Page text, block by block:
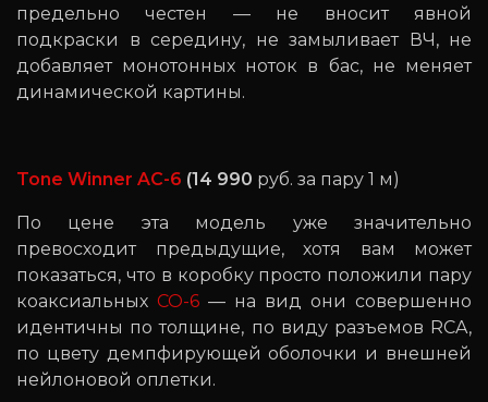
предельно честен — не вносит явной
подкраски в середину, не замыливает ВЧ, не
добавляет монотонных ноток в бас, не меняет
динамической картины.
Tone Winner AC-6 (14 990 руб. за пару 1 м)
По цене эта модель уже значительно
превосходит предыдущие, хотя вам может
показаться, что в коробку просто положили пару
коаксиальных CO-6 — на вид они совершенно
идентичны по толщине, по виду разъемов RCA,
по цвету демпфирующей оболочки и внешней
нейлоновой оплетки.